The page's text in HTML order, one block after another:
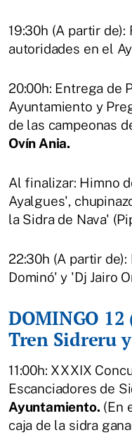
19:30h (A partir
autoridades en el
20:00h: Entrega de
Ayuntamiento y
de las campeonas
Ovín Ania.
Al finalizar: Himno
Ayalgues',
la Sidra de Nava'
22:30h (A partir
Dominó' y 'Dj Jairo
DOMINGO 12
Tren Sidreru
11:00h: XXXIX
Escanciadores de
Ayuntamiento. (En
caja de la sidra